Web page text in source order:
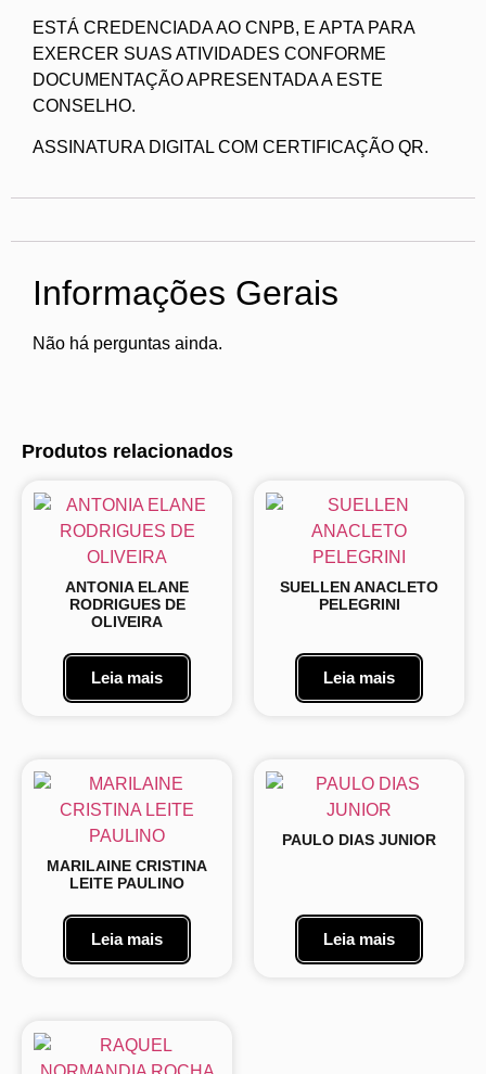
ESTÁ CREDENCIADA AO CNPB, E APTA PARA
EXERCER SUAS ATIVIDADES CONFORME
DOCUMENTAÇÃO APRESENTADA A ESTE
CONSELHO.
ASSINATURA DIGITAL COM CERTIFICAÇÃO QR.
Informações Gerais
Não há perguntas ainda.
Produtos relacionados
ANTONIA ELANE
RODRIGUES DE
OLIVEIRA
Leia mais
SUELLEN ANACLETO
PELEGRINI
Leia mais
MARILAINE CRISTINA
LEITE PAULINO
Leia mais
PAULO DIAS JUNIOR
Leia mais